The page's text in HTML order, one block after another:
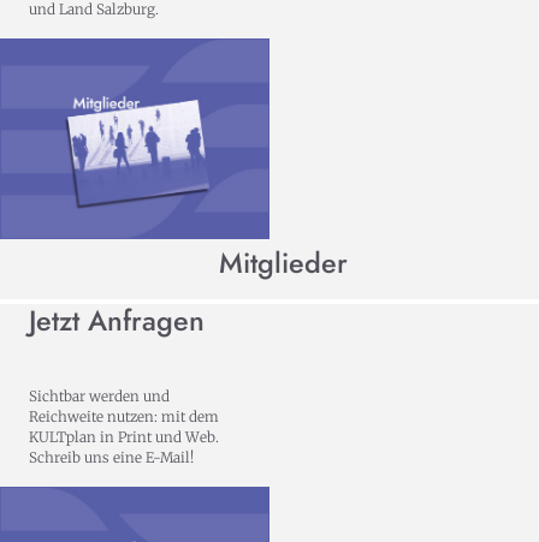
und Land Salzburg.
Mitglieder
Jetzt Anfragen
Sichtbar werden und
Reichweite nutzen: mit dem
KULTplan in Print und Web.
Schreib uns eine E-Mail!